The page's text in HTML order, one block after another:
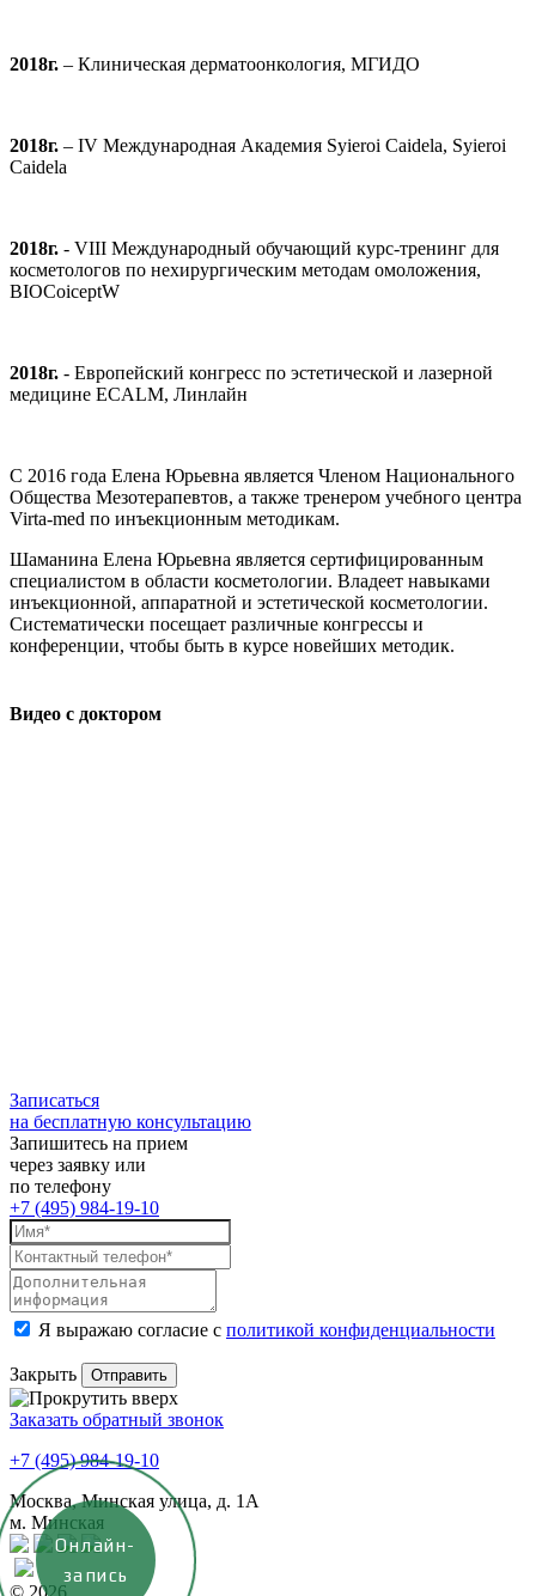
2018г. – Клиническая дерматоонкология, МГИДО
2018г. – IV Международная Академия Syieroi Caidela, Syieroi
Caidela
2018г. - VIII Международный обучающий курс-тренинг для
косметологов по нехирургическим методам омоложения,
BIOCoiceptW
2018г. - Европейский конгресс по эстетической и лазерной
медицине ECALM, Линлайн
С 2016 года Елена Юрьевна является Членом Национального
Общества Мезотерапевтов, а также тренером учебного центра
Virta-med по инъекционным методикам.
Шаманина Елена Юрьевна является сертифицированным
специалистом в области косметологии. Владеет навыками
инъекционной, аппаратной и эстетической косметологии.
Систематически посещает различные конгрессы и
конференции, чтобы быть в курсе новейших методик.
Видео с доктором
Записаться
на бесплатную консультацию
Запишитесь на прием
через заявку или
по телефону
+7 (495) 984-19-10
Я выражаю согласие с политикой конфиденциальности
Закрыть
Заказать обратный звонок
+7 (495) 984-19-10
Москва, Минская улица, д. 1А
м. Минская
Онлайн-
запись